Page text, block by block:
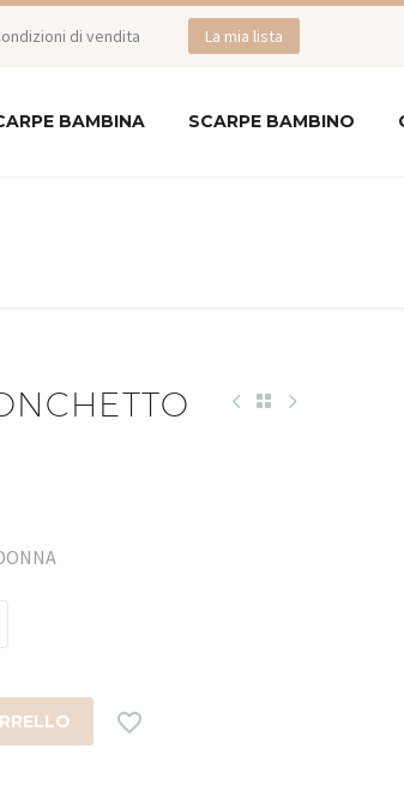
di vendita La mia lista
BAMBINA SCARPE BAMBINO
